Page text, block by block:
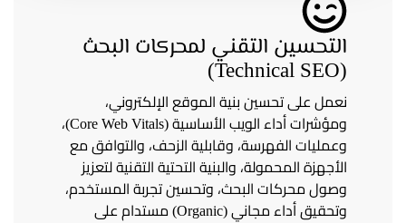
التحسين التقني لمحركات البحث
(Technical SEO)
نعمل على تحسين بنية الموقع الإلكتروني،
ومؤشرات أداء الويب الأساسية (Core Web Vitals)،
وعمليات الفهرسة، وقابلية الزحف، والتوافق مع
الأجهزة المحمولة، والبنية التحتية التقنية لتعزيز
وصول محركات البحث، وتحسين تجربة المستخدم،
وتحقيق أداء مجاني (Organic) مستدام على